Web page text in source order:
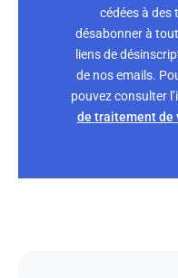
cédées à des
désabonner à
liens de
de nos emails.
pouvez consulter
de traitement de